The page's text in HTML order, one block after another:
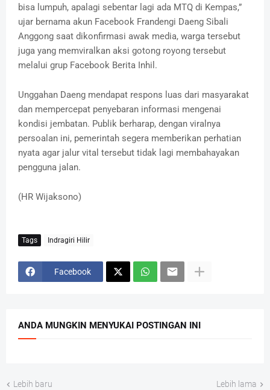
bisa lumpuh, apalagi sebentar lagi ada MTQ di Kempas,”
ujar bernama akun Facebook Frandengi Daeng Sibali
Anggong saat dikonfirmasi awak media, warga tersebut
juga yang memviralkan aksi gotong royong tersebut
melalui grup Facebook Berita Inhil.
Unggahan Daeng mendapat respons luas dari masyarakat
dan mempercepat penyebaran informasi mengenai
kondisi jembatan. Publik berharap, dengan viralnya
persoalan ini, pemerintah segera memberikan perhatian
nyata agar jalur vital tersebut tidak lagi membahayakan
pengguna jalan.
(HR Wijaksono)
Tags Indragiri Hilir
Facebook
ANDA MUNGKIN MENYUKAI POSTINGAN INI
Lebih baru Lebih lama